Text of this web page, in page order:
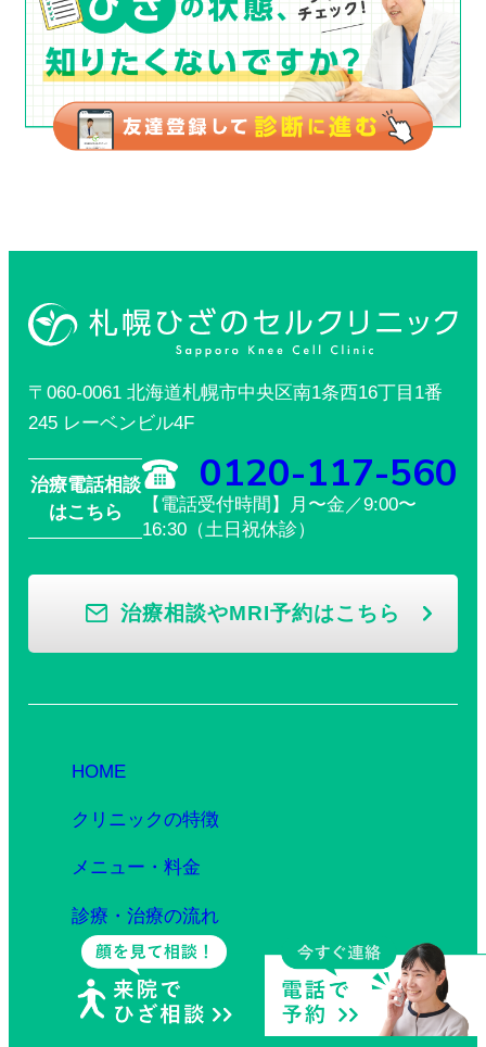
〒060-0061 北海道札幌市中央区南1条西16丁目1番
245 レーベンビル4F
治療電話相談
はこちら
0120-117-560
【電話受付時間】月〜金／9:00〜
16:30（土日祝休診）
治療相談やMRI予約はこちら
HOME
クリニックの特徴
メニュー・料金
診療・治療の流れ
クリニック紹介
ドクター紹介